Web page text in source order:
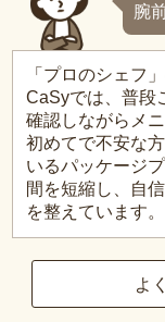
腕
「プロのシェフ
CaSyでは、普段
確認しながらメ
初めてで不安な
いるパッケージ
間を短縮し、自
を整えています。
よ